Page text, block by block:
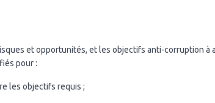
et opportunités, et les objectifs anti-corruption à
pour :
les objectifs requis ;